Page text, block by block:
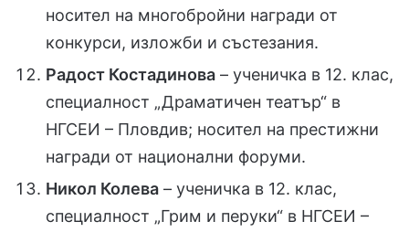
носител на многобройни награди от
конкурси, изложби и състезания.
Радост Костадинова – ученичка в 12. клас,
специалност „Драматичен театър“ в
НГСЕИ – Пловдив; носител на престижни
награди от национални форуми.
Никол Колева – ученичка в 12. клас,
специалност „Грим и перуки“ в НГСЕИ –